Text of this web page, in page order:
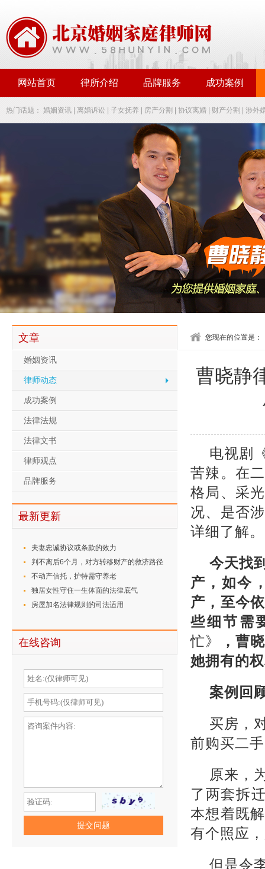
网站首页 律所介绍 品牌服务 成功案例
热门话题： 婚姻资讯 离婚诉讼 子女抚养 房产分割 协议离婚 财产分割 涉外
文章
婚姻资讯
律师动态
成功案例
法律法规
法律文书
律师观点
品牌服务
最新更新
夫妻忠诚协议或条款的效力
判不离后6个月，对方转移财产的救济路径
不动产信托，护特需守养老
独居女性守住一生体面的法律底气
房屋加名法律规则的司法适用
在线咨询
您现在的位置是：
曹晓静
电视剧
苦辣。在
格局、采
况、是否
详细了解。
今天找
产，如今
产，至今
些细节需
忙》
，曹
她拥有的
案例回
买房，
前购买二
原来，
了两套拆
本想着既
有个照应
但是令